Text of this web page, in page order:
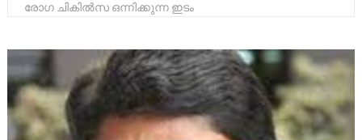
രോഗ ചികിൽസ ഒന്നിക്കുന്ന ഇടം